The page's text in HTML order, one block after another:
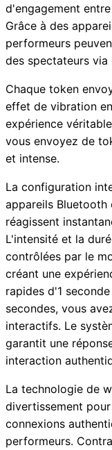
d'engagement
Grâce à des
performeurs
des spectateurs
Chaque token
effet de vibration
expérience
vous envoyez de
et intense.
La configuration
appareils Bluetooth
réagissent
L'intensité et la
contrôlées par le
créant une
rapides d'1
secondes, vous
interactifs. Le
garantit une
interaction
La technologie de
divertissement
connexions
performeurs.